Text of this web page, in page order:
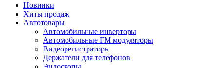
Новинки
Хиты продаж
Автотовары
Автомобильные инверторы
Автомобильные FM модуляторы
Видеорегистраторы
Держатели для телефонов
Эндоскопы